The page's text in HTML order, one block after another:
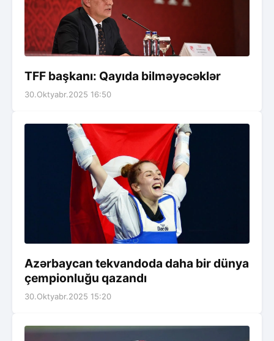
TFF başkanı: Qayıda bilməyəcəklər
30.Oktyabr.2025 16:50
Azərbaycan tekvandoda daha bir dünya
çempionluğu qazandı
30.Oktyabr.2025 15:20